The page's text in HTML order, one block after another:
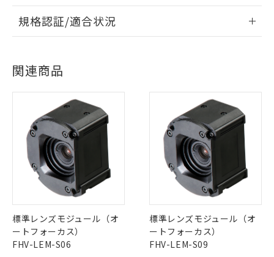
ログイン/会員登録いただくと、CADデータをダウンロー
ドすることができます。
ダウンロードデータをご利用いただく前に、以下を必ずお読
みください。
ソフトウェアの使用条件
EU RoHS 注意事項・凡例
対応状況 ※1
対応済み
中国 RoHS 注意事項・凡例
中国 RoHS表※1 ※2
X O
規格認証/適合状況
No
LR型式承認
（イギリス
船舶規格）
DNV型式承認
（ノルウェー
船舶規格）
BV型式承認
（フランス
船舶規格）
KR型式
（韓国
船舶規格
No No No
その他の認証はこちらのページからご検索ください
関連商品
標準レンズモジュール（オ
ートフォーカス）
FHV-LEM-S06
標準レンズモジュール（オ
ートフォーカス）
FHV-LEM-S09